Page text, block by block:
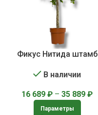
Фикус Нитида штамб
В наличии
16 689 ₽ – 35 889 ₽
Параметры